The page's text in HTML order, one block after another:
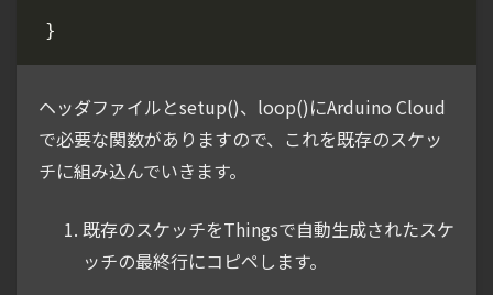
}
ヘッダファイルとsetup()、loop()にArduino Cloud
で必要な関数がありますので、これを既存のスケッ
チに組み込んでいきます。
既存のスケッチをThingsで自動生成されたスケ
ッチの最終行にコピペします。